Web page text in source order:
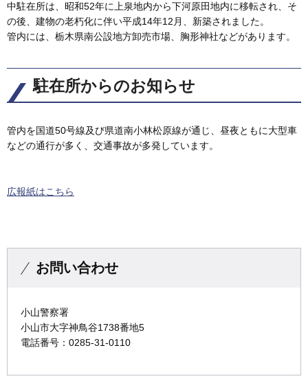
中駐在所は、昭和52年に上泉地内から下河原田地内に移転され、そ
の後、建物の老朽化に伴い平成14年12月、新築されました。
管内には、栃木県南公設地方卸売市場、胸形神社などがあります。
駐在所からのお知らせ
管内を国道50号線及び県道南小林松原線が通じ、昼夜ともに大型車
などの通行が多く、交通事故が多発しています。
広報紙はこちら
お問い合わせ
小山警察署
小山市大字神鳥谷1738番地5
電話番号：0285-31-0110